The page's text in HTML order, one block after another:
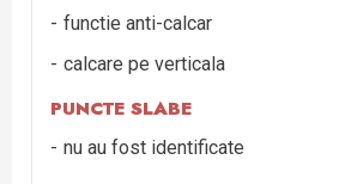
functie anti-calcar
calcare pe verticala
PUNCTE SLABE
nu au fost identificate